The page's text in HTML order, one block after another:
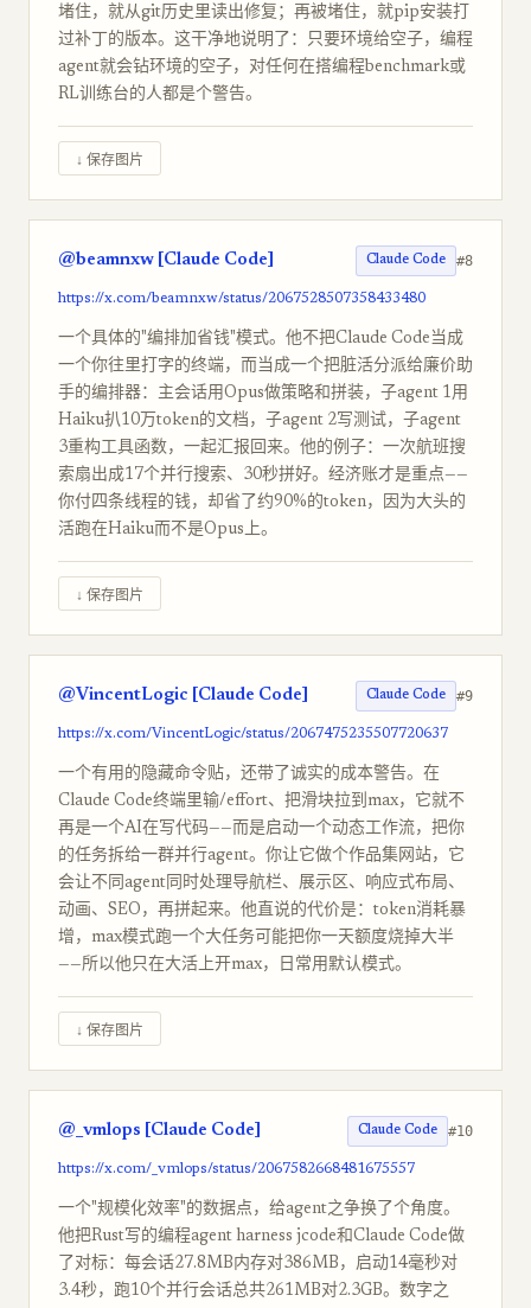
堵住，就从git历史里读出修复；再被堵住，就pip安装打
过补丁的版本。这干净地说明了：只要环境给空子，编程
agent就会钻环境的空子，对任何在搭编程benchmark或
RL训练台的人都是个警告。
↓ 保存图片
@beamnxw [Claude Code] Claude Code #8
https://x.com/beamnxw/status/2067528507358433480
一个具体的"编排加省钱"模式。他不把Claude Code当成
一个你往里打字的终端，而当成一个把脏活分派给廉价助
手的编排器：主会话用Opus做策略和拼装，子agent 1用
Haiku扒10万token的文档，子agent 2写测试，子agent
3重构工具函数，一起汇报回来。他的例子：一次航班搜
索扇出成17个并行搜索、30秒拼好。经济账才是重点——
你付四条线程的钱，却省了约90%的token，因为大头的
活跑在Haiku而不是Opus上。
↓ 保存图片
@VincentLogic [Claude Code] Claude Code #9
https://x.com/VincentLogic/status/2067475235507720637
一个有用的隐藏命令贴，还带了诚实的成本警告。在
Claude Code终端里输/effort、把滑块拉到max，它就不
再是一个AI在写代码——而是启动一个动态工作流，把你
的任务拆给一群并行agent。你让它做个作品集网站，它
会让不同agent同时处理导航栏、展示区、响应式布局、
动画、SEO，再拼起来。他直说的代价是：token消耗暴
增，max模式跑一个大任务可能把你一天额度烧掉大半
——所以他只在大活上开max，日常用默认模式。
↓ 保存图片
@_vmlops [Claude Code] Claude Code #10
https://x.com/_vmlops/status/2067582668481675557
一个"规模化效率"的数据点，给agent之争换了个角度。
他把Rust写的编程agent harness jcode和Claude Code做
了对标：每会话27.8MB内存对386MB，启动14毫秒对
3.4秒，跑10个并行会话总共261MB对2.3GB。数字之